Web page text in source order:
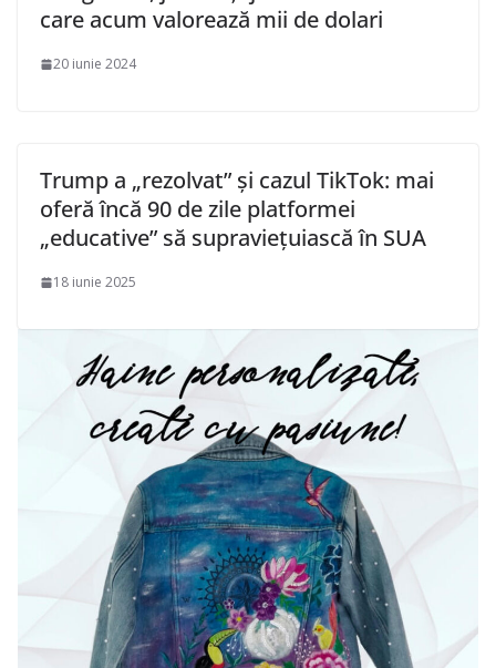
care acum valorează mii de dolari
20 iunie 2024
Trump a „rezolvat” și cazul TikTok: mai
oferă încă 90 de zile platformei
„educative” să supraviețuiască în SUA
18 iunie 2025